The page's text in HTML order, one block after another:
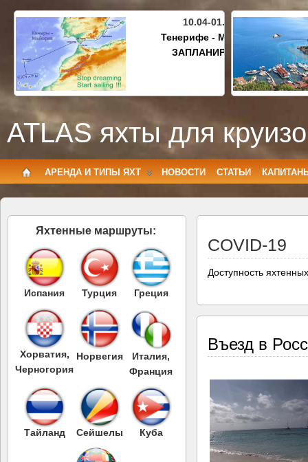
10.04-01.05.2027
Тенерифе - Майорка
ЗАПЛАНИРОВАНО
ATLAS яхты для
АРЕНДА И ТИПЫ ЯХТ НОВОСТИ СТАТЬИ
COVID-19
Доступность
Въезд в
Яхтенные маршруты:
Испания Турция Греция
Хорватия,
Черногория
Норвегия
Италия,
Франция
Тайланд Сейшелы Куба